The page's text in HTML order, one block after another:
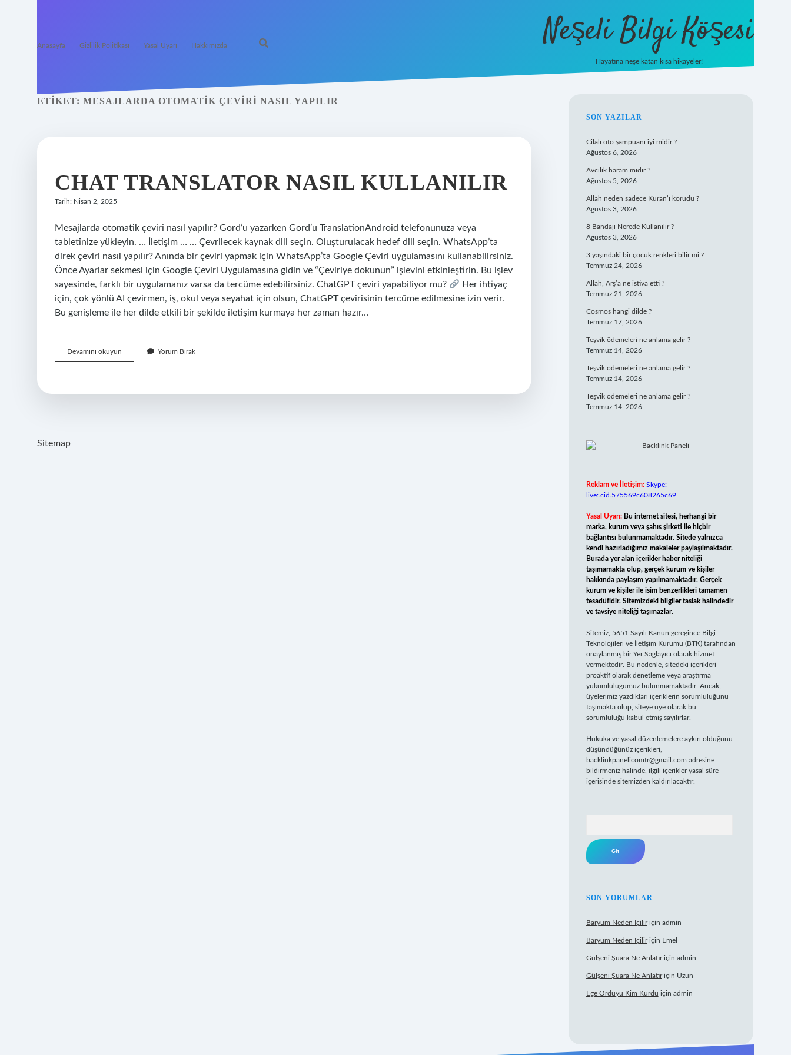
Anasayfa Gizlilik Politikası Yasal Uyarı Hakkımızda Neşeli Bilgi Köşesi
Hayatına neşe katan kısa hikayeler!
ETIKET: MESAJLARDA OTOMATIK ÇEVIRI NASIL YAPILIR
CHAT TRANSLATOR NASIL KULLANILIR
Tarih: Nisan 2, 2025
Mesajlarda otomatik çeviri nasıl yapılır? Gord’u yazarken Gord’u TranslationAndroid telefonunuza veya
tabletinize yükleyin. … İletişim … … Çevrilecek kaynak dili seçin. Oluşturulacak hedef dili seçin. WhatsApp’ta
direk çeviri nasıl yapılır? Anında bir çeviri yapmak için WhatsApp’ta Google Çeviri uygulamasını kullanabilirsiniz.
Önce Ayarlar sekmesi için Google Çeviri Uygulamasına gidin ve “Çeviriye dokunun” işlevini etkinleştirin. Bu işlev
sayesinde, farklı bir uygulamanız varsa da tercüme edebilirsiniz. ChatGPT çeviri yapabiliyor mu?
Her ihtiyaç
için, çok yönlü AI çevirmen, iş, okul veya seyahat için olsun, ChatGPT çevirisinin tercüme edilmesine izin verir.
Bu genişleme ile her dilde etkili bir şekilde iletişim kurmaya her zaman hazır…
Devamını okuyun
Translator
Yorum Bırak
Sitemap
SIDEBAR
SON YAZILAR
Cilalı oto şampuanı iyi midir ?
Ağustos 6, 2026
Avcılık haram mıdır ?
Ağustos 5, 2026
Allah neden sadece Kuran’ı korudu ?
Ağustos 3, 2026
8 Bandajı Nerede Kullanılır ?
Ağustos 3, 2026
3 yaşındaki bir çocuk renkleri bilir mi ?
Temmuz 24, 2026
Allah, Arş’a ne istiva etti ?
Temmuz 21, 2026
Cosmos hangi dilde ?
Temmuz 17, 2026
Teşvik ödemeleri ne anlama gelir ?
Temmuz 14, 2026
Teşvik ödemeleri ne anlama gelir ?
Temmuz 14, 2026
Teşvik ödemeleri ne anlama gelir ?
Temmuz 14, 2026
Reklam ve İletişim: Skype:
live:.cid.575569c608265c69
Yasal Uyarı: Bu internet sitesi, herhangi bir
marka, kurum veya şahıs şirketi ile hiçbir
bağlantısı bulunmamaktadır. Sitede yalnızca
kendi hazırladığımız makaleler paylaşılmaktadır.
Burada yer alan içerikler haber niteliği
taşımamakta olup, gerçek kurum ve kişiler
hakkında paylaşım yapılmamaktadır. Gerçek
kurum ve kişiler ile isim benzerlikleri tamamen
tesadüfidir. Sitemizdeki bilgiler taslak halindedir
ve tavsiye niteliği taşımazlar.
Sitemiz, 5651 Sayılı Kanun gereğince Bilgi
Teknolojileri ve İletişim Kurumu (BTK) tarafından
onaylanmış bir Yer Sağlayıcı olarak hizmet
vermektedir. Bu nedenle, sitedeki içerikleri
proaktif olarak denetleme veya araştırma
yükümlülüğümüz bulunmamaktadır. Ancak,
üyelerimiz yazdıkları içeriklerin sorumluluğunu
taşımakta olup, siteye üye olarak bu
sorumluluğu kabul etmiş sayılırlar.
Hukuka ve yasal düzenlemelere aykırı olduğunu
düşündüğünüz içerikleri,
backlinkpanelicomtr@gmail.com adresine
bildirmeniz halinde, ilgili içerikler yasal süre
içerisinde sitemizden kaldırılacaktır.
SON YORUMLAR
Baryum Neden Içiliriçin admin
Baryum Neden Içiliriçin Emel
Gülşeni Şuara Ne Anlatıriçin admin
Gülşeni Şuara Ne Anlatıriçin Uzun
Ege Orduyu Kim Kurdu için admin